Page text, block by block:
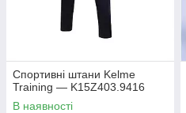
Спортивні штани Kelme
Training — K15Z403.9416
В наявності